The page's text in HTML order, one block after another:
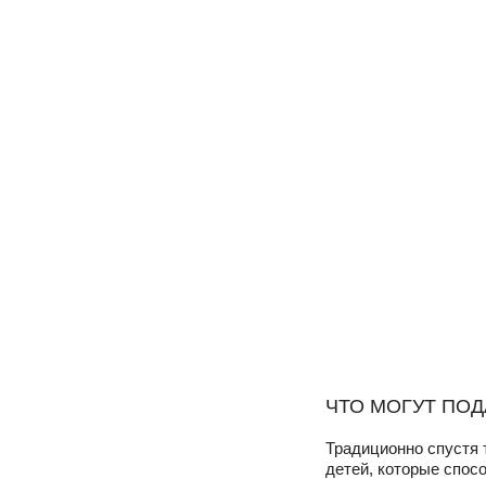
ЧТО МОГУТ
Традиционно спустя
детей, которые